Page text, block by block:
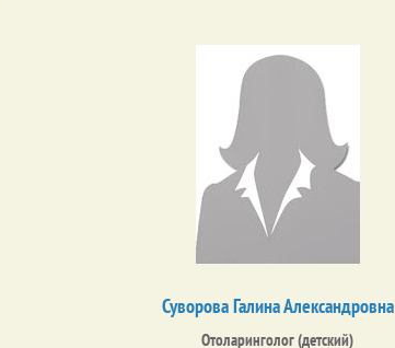
Суворова Галина Александровна
Отоларинголог (детский)